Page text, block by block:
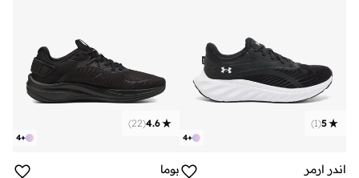
+
4
5
(
1
)
اندر ارمر
+
4
4.6
(
22
)
بوما